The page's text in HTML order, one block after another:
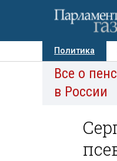
Политика
Авторы
Все о
в России